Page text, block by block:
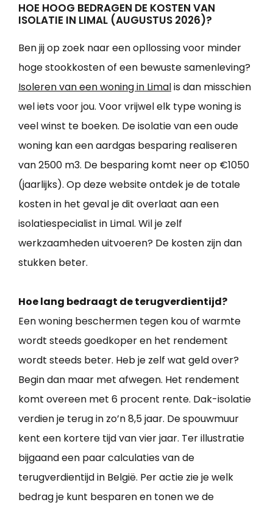
HOE HOOG BEDRAGEN DE KOSTEN VAN
ISOLATIE IN LIMAL (AUGUSTUS 2026)?
Ben jij op zoek naar een opllossing voor minder
hoge stookkosten of een bewuste samenleving?
Isoleren van een woning in Limalis dan misschien
wel iets voor jou. Voor vrijwel elk type woning is
veel winst te boeken. De isolatie van een oude
woning kan een aardgas besparing realiseren
van 2500 m3. De besparing komt neer op €1050
(jaarlijks). Op deze website ontdek je de totale
kosten in het geval je dit overlaat aan een
isolatiespecialist in Limal. Wil je zelf
werkzaamheden uitvoeren? De kosten zijn dan
stukken beter.
Hoe lang bedraagt de terugverdientijd?
Een woning beschermen tegen kou of warmte
wordt steeds goedkoper en het rendement
wordt steeds beter. Heb je zelf wat geld over?
Begin dan maar met afwegen. Het rendement
komt overeen met 6 procent rente. Dak-isolatie
verdien je terug in zo’n 8,5 jaar. De spouwmuur
kent een kortere tijd van vier jaar. Ter illustratie
bijgaand een paar calculaties van de
terugverdientijd in België. Per actie zie je welk
bedrag je kunt besparen en tonen we de